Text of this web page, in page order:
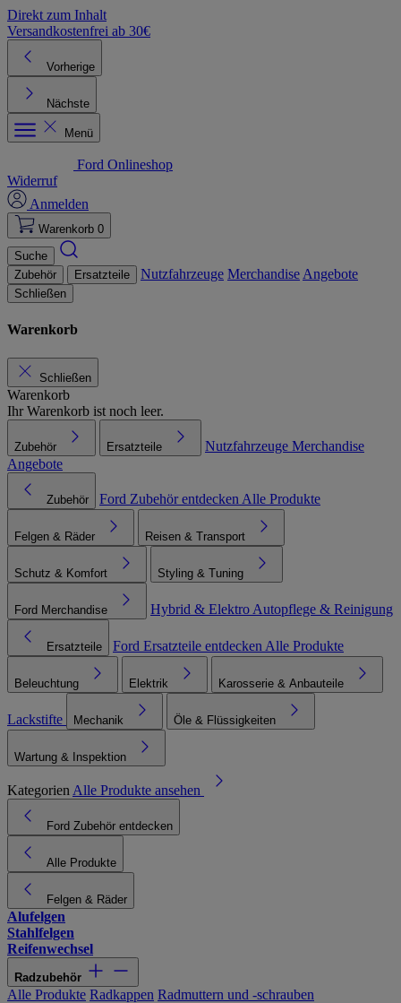
Direkt zum Inhalt
Versandkostenfrei ab 30€
Vorherige
Nächste
Menü
Ford Onlineshop
Widerruf
Anmelden
Warenkorb 0
Suche
Zubehör
Ersatzteile Nutzfahrzeuge Merchandise Angebote
Schließen
Warenkorb
Schließen
Warenkorb
Ihr Warenkorb ist noch leer.
Zubehör Ersatzteile Nutzfahrzeuge Merchandise
Angebote
Zubehör Ford Zubehör entdecken Alle Produkte
Felgen & Räder Reisen & Transport
Schutz & Komfort Styling & Tuning
Ford Merchandise Hybrid & Elektro Autopflege & Reinigung
Ersatzteile Ford Ersatzteile entdecken Alle Produkte
Beleuchtung Elektrik Karosserie & Anbauteile
Lackstifte Mechanik Öle & Flüssigkeiten
Wartung & Inspektion
Kategorien Alle Produkte ansehen
Ford Zubehör entdecken
Alle Produkte
Felgen & Räder
Alufelgen
Stahlfelgen
Reifenwechsel
Radzubehör
Alle Produkte Radkappen Radmuttern und -schrauben